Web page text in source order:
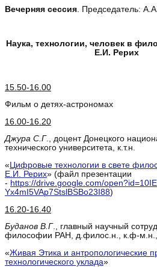
Вечерняя сессия. Председатель:
Наука, технологии, человек в
Е.И. Рерих
15.50-16.00
Фильм о детях-астрономах
16.00-16.20
Джура С.Г., доцент Донецкого
технического университета, к.т.н.
« Цифровые технологии в свете
Е.И. Рерих» (файл презентации
- https://drive.google.com/
Yx4mI5VAp7StslBSBo23I88)
16.20-16.40
Буданов В.Г., главный научный
философии РАН, д.филос.н., к.ф-
«Живая Этика и антропологические
технологического уклада»